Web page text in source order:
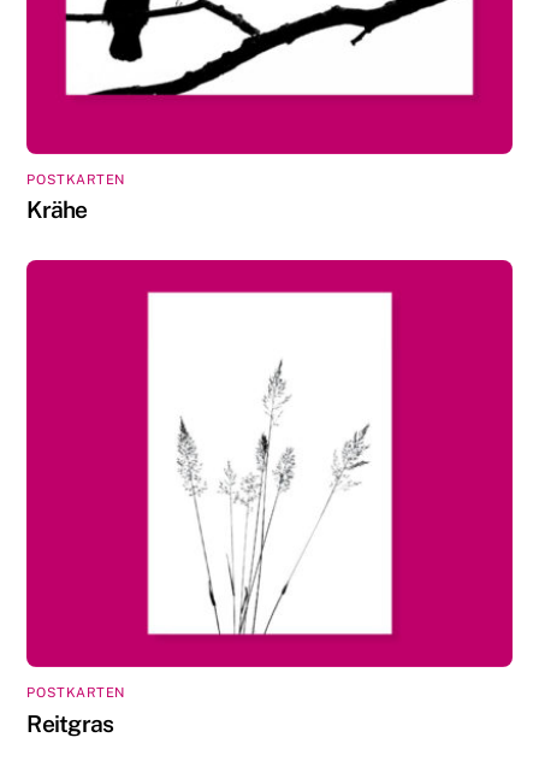
POSTKARTEN
Krähe
POSTKARTEN
Reitgras